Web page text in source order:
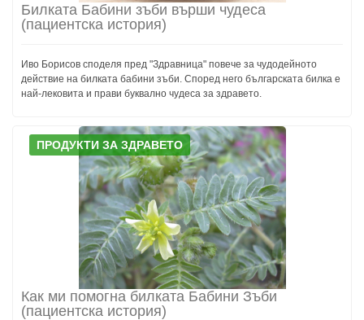
Билката Бабини зъби върши чудеса
(пациентска история)
Иво Борисов споделя пред "Здравница" повече за чудодейното
действие на билката бабини зъби. Според него българската билка е
най-лековита и прави буквално чудеса за здравето.
ПРОДУКТИ ЗА ЗДРАВЕТО
Как ми помогна билката Бабини Зъби
(пациентска история)